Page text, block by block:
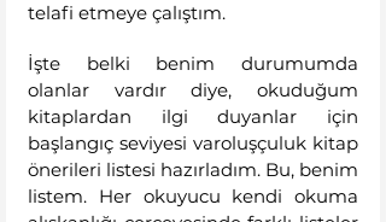
telafi etmeye çalıştım.
İşte belki benim durumumda
olanlar vardır diye, okuduğum
kitaplardan ilgi duyanlar için
başlangıç seviyesi varoluşçuluk kitap
önerileri listesi hazırladım. Bu, benim
listem. Her okuyucu kendi okuma